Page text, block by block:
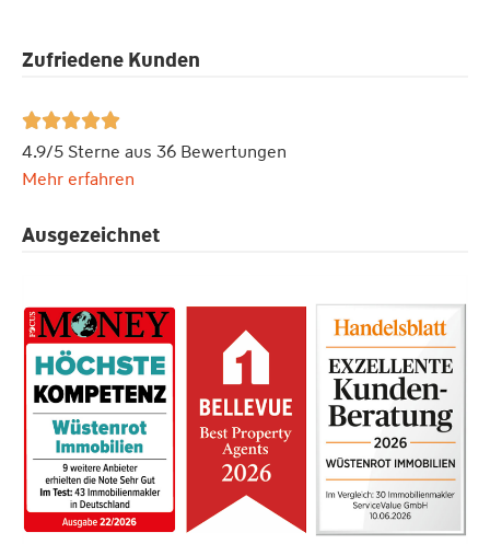
Zufriedene Kunden

4.9/5 Sterne aus 36 Bewertungen
Mehr erfahren
Ausgezeichnet